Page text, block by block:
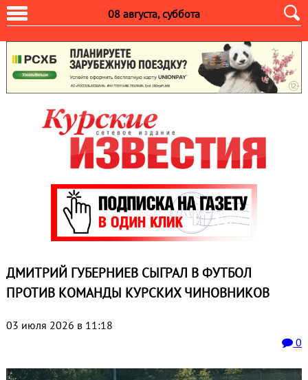
08 августа, суббота
ДМИТРИЙ ГУБЕРНИЕВ СЫГРАЛ В ФУТБОЛ
ПРОТИВ КОМАНДЫ КУРСКИХ ЧИНОВНИКОВ
03 июля 2026 в 11:18
0